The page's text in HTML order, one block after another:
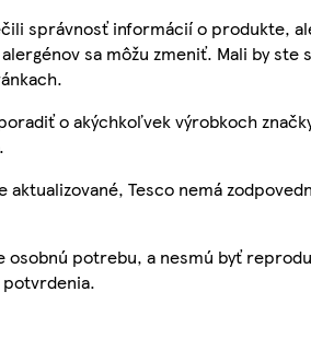
správnosť informácií o produkte,
sa môžu zmeniť. Mali by
o akýchkoľvek výrobkoch
Tesco nemá
potrebu, a nesmú byť
potvrdenia.